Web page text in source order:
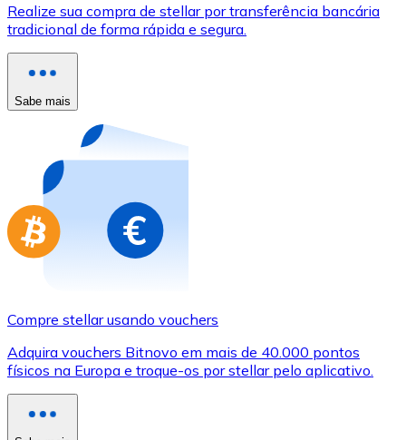
Use cartões Visa e Mastercard para comprar
Comprar com cartão
Compre cartões-presente das suas marcas favoritas
Ir para a loja de cartões-presente
Realize sua compra de stellar por transferência bancária
tradicional de forma rápida e segura.
Sabe mais
Compre stellar usando vouchers
Adquira vouchers Bitnovo em mais de 40.000 pontos
físicos na Europa e troque-os por stellar pelo aplicativo.